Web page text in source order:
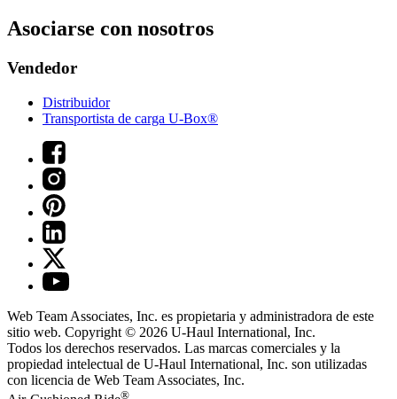
Asociarse con nosotros
Vendedor
Distribuidor
Transportista de carga U-Box®
Web Team Associates, Inc. es propietaria y administradora de este
sitio web. Copyright © 2026 U-Haul International, Inc.
Todos los derechos reservados. Las marcas comerciales y la
propiedad intelectual de U-Haul International, Inc. son utilizadas
con licencia de Web Team Associates, Inc.
®